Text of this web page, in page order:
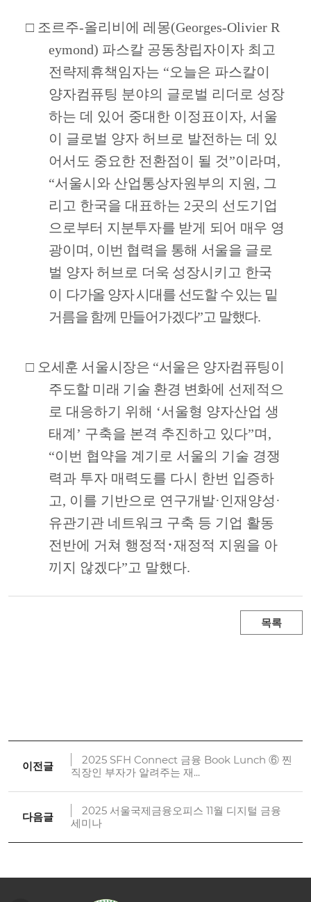
□ 조르주-올리비에 레몽(Georges-Olivier R
eymond) 파스칼 공동창립자이자 최고
전략제휴책임자는 “오늘은 파스칼이
양자컴퓨팅 분야의 글로벌 리더로 성장
하는 데 있어 중대한 이정표이자, 서울
이 글로벌 양자 허브로 발전하는 데 있
어서도 중요한 전환점이 될 것”이라며,
“서울시와 산업통상자원부의 지원, 그
리고 한국을 대표하는 2곳의 선도기업
으 로부터 지분투자를 받게 되어 매우 영
광이며, 이번 협력을 통해 서울을 글로
벌 양자 허브로 더욱 성장시키고 한국
이 다가올 양자 시대를 선도할 수 있는 밑
거름을 함께 만들어가겠다”고 말했다.
□ 오세훈 서울시장은 “서울은 양자컴퓨팅이
주도할 미래 기술 환경 변화에 선제적으
로 대응하기 위해 ‘서울형 양자산업 생
태계’ 구축을 본격 추진하고 있다”며,
“이번 협약을 계기로 서울의 기술 경쟁
력과 투자 매력도를 다시 한번 입증하
고, 이를 기반으로 연구개발·인재양성 ·
유관기관 네트워크 구축 등 기업 활동
전반에 거쳐 행정적 ･재정적 지원을 아
끼지 않겠다”고 말했다.
목록
이전글
2025 SFH Connect 금융 Book Lunch ⑥ 찐
직장인 부자가 알려주는 재...
다음글
2025 서울국제금융오피스 11월 디지털 금융
세미나